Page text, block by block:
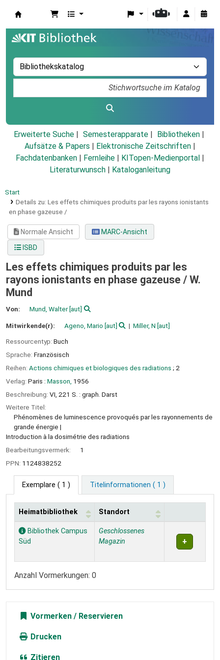
Erweiterte Suche Semesterapparate
Bibliotheken
Aufsätze & Papers
Elektronische Zeitschriften
Fachdatenbanken
Fernleihe KITopen-Medienportal
Literaturwunsch
Kataloganleitung
Start
Details zu: Les effets chimiques produits par les rayons ionistants
en phase gazeuse /
Normale Ansicht
MARC-Ansicht
ISBD
Les effets chimiques produits par les
rayons ionistants en phase gazeuse / W.
Mund
Von: Mund, Walter[aut]
Mitwirkende(r): Ageno, Mario [aut] Miller, N [aut]
Ressourcentyp: Buch
Sprache: Französisch
Reihen: Actions chimiques et biologiques des radiations ; 2
Verlag: Paris : Masson, 1956
Beschreibung: VI, 221 S. : graph. Darst
Weitere Titel:
Phénomènes de luminescence provoqués par les rayonnements de
grande énergie
Introduction à la dosimétrie des radiations
Bearbeitungsvermerk:
1
PPN: 1124838252
Exemplare ( 1 ) Titelinformationen ( 1 )
Exemplare
Heimatbibliothek Standort
Bibliothek Campus
Süd
Geschlossenes
Magazin
Anzahl Vormerkungen: 0
Vormerken
Drucken
Zitieren